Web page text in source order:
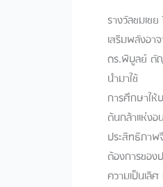
รางวัลชมเชย ปีการศึกษา 2566 ยุทธศาสตร์ที่ 1 : KR 1.4.4, KR 1.4.5 ศาสตร์การสอนและการเรียนรู้: เสริมพลังอาจารย์ใหม่ สู่การจัดการเรียนรู้ที่มีประสิทธิภาพ ผู้จัดทำโครงการ​ ดร.ชิดชไม วิสุตกุล และ ดร.พิบูลย์ ตัญญบุตร วิทยาลัยครูสุริยเทพ หลักการและเหตุผล/ความสำคัญ/ความรู้ที่เป็นประเด็นสำคัญที่นำมาใช้​ การศึกษาเป็นรากฐานสำคัญของการพัฒนาประเทศ ครูมีบทบาทสำคัญในการขับเคลื่อนการศึกษาให้บรรลุเป้าหมาย คุณภาพการศึกษาจึงผูกพันกับคุณภาพของครูโดยตรง ครูใหม่เปรียบเสมือนต้นกล้าแห่งอนาคตของการศึกษา การเสริมพลังครูใหม่ให้มีศักยภาพและพร้อมสำหรับการสอนที่มีประสิทธิภาพจึงเป็นสิ่งที่จำเป็นเป้าหมายของสถาบันอุดมศึกษาคือการผลิตกำลังคนที่สอดคล้องกับความต้องการของประเทศ โดยมีภารกิจหลัก คือ การสร้างคนให้เปี่ยมด้วยความรู้ และมุ่งพัฒนาสร้างความรู้สู่ความเป็นเลิศ เพื่อขับเคลื่อนการพัฒนา สังคมให้พึ่งตนเองได้ พัฒนาได้และแข่งขันได้ การสอน (Teaching) และการวิจัย (Research) จึงเป็นสองด้านของเหรียญอันเดียวกัน ทิศทางการเรียนการสอนในศตวรรษที่ 21 เน้นผลลัพธ์การเรียนรู้ (learning outcomes) การจัดการเรียนการสอนระดับอุดมศึกษาในปัจจุบันได้เปลี่ยนแปลงไปอย่างมากตามภารกิจหลักของรัฐบาลในการขับเคลื่อนประเทศสู่การศึกษายุค Thailand 4.0 ซึ่งส่งผลต่อรูปแบบกระบวนการจัดการศึกษาในสถาบันอุดมศึกษาเป็นอย่างมาก ผนวกกับสถานการณ์โลกที่มีการเปลี่ยนแปลงไปอย่างรวดเร็ว โดยเฉพาะอย่างยิ่งการเกิดขึ้นและแพ
มี
ประสิทธิภาพ